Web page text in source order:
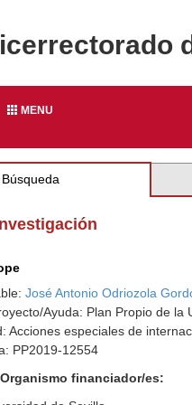
MENU
Búsqueda
José Antonio Odriozola
Ayuda: Plan Propio de la
Acciones especiales de
PP2019-12554
financiador/es: